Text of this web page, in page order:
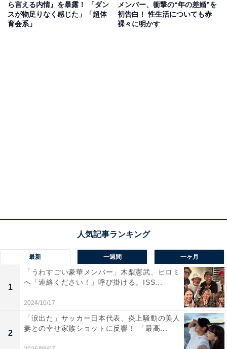
ら言える内情』を暴露！ 「ダン
スが物足りなく感じた」「超体
育会系」
メンバー、衝撃の“年の差婚”を
初告白！ 性生活についても赤
裸々に明かす
最新 一週間 一ヶ月
1
「うわすごい豪華メンバー」木梨憲武、ヒロミ
へ「連絡ください！」呼び掛ける。ISS...
2024/10/17
2
「涙出た」サッカー日本代表、炎上騒動の美人
妻との幸せ家族ショットに反響！ 「最高...